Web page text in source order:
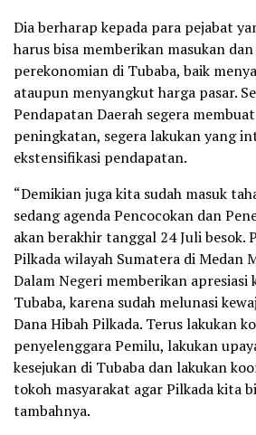
Dia berharap kepada para pejabat
harus bisa memberikan masukan
perekonomian di Tubaba, baik
ataupun menyangkut harga pasar.
Pendapatan Daerah segera
peningkatan, segera lakukan yang
ekstensifikasi pendapatan.
“Demikian juga kita sudah masuk
sedang agenda Pencocokan dan
akan berakhir tanggal 24 Juli besok.
Pilkada wilayah Sumatera di Medan
Dalam Negeri memberikan apresiasi
Tubaba, karena sudah melunasi
Dana Hibah Pilkada. Terus lakukan
penyelenggara Pemilu, lakukan
kesejukan di Tubaba dan lakukan
tokoh masyarakat agar Pilkada kita
tambahnya.